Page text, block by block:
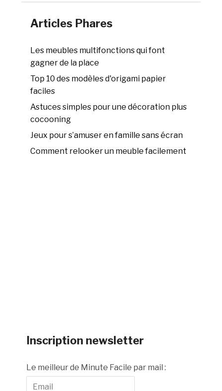
Articles Phares
Les meubles multifonctions qui font
gagner de la place
Top 10 des modèles d'origami papier
faciles
Astuces simples pour une décoration plus
cocooning
Jeux pour s’amuser en famille sans écran
Comment relooker un meuble facilement
Inscription newsletter
Le meilleur de Minute Facile par mail :